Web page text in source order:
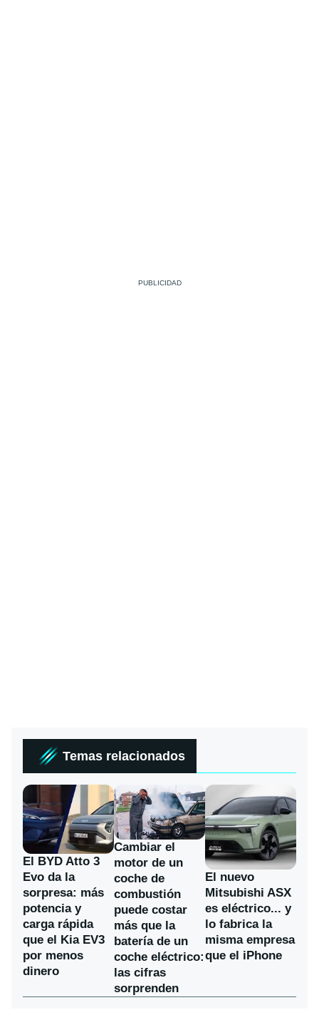
Temas relacionados
El BYD Atto 3
Evo da la
sorpresa: más
potencia y
carga rápida
que el Kia EV3
por menos
dinero
Cambiar el
motor de un
coche de
combustión
puede costar
más que la
batería de un
coche eléctrico:
las cifras
sorprenden
El nuevo
Mitsubishi ASX
es eléctrico... y
lo fabrica la
misma empresa
que el iPhone